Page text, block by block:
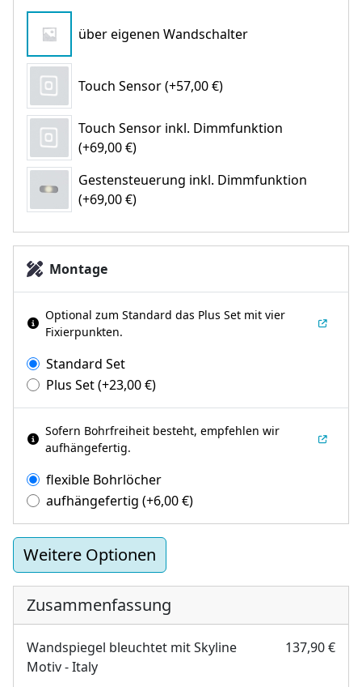
über eigenen Wandschalter
Touch Sensor (+57,00 €)
Touch Sensor inkl. Dimmfunktion
(+69,00 €)
Gestensteuerung inkl. Dimmfunktion
(+69,00 €)
Montage
Optional zum Standard das Plus Set mit vier
Fixierpunkten.
Standard Set
Plus Set(+23,00€)
Sofern Bohrfreiheit besteht, empfehlen wir
aufhängefertig.
flexible Bohrlöcher
aufhängefertig (+6,00€)
Weitere Optionen
Zusammenfassung
Wandspiegel bleuchtet mit Skyline
Motiv - Italy
137,90 €